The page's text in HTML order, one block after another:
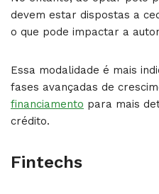
devem estar dispostas a
o que pode impactar a
Essa modalidade é mais
fases avançadas de
financiamento para mais
crédito.
Fintechs